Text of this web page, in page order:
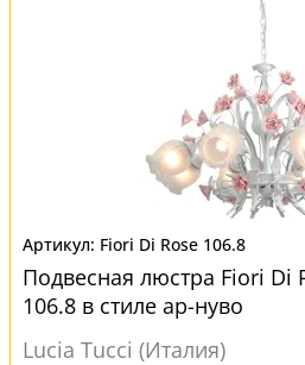
Fiori Di Rose 106.8
Подвесная люстра Fiori Di
106.8 в стиле ар-нуво
Lucia Tucci (Италия)